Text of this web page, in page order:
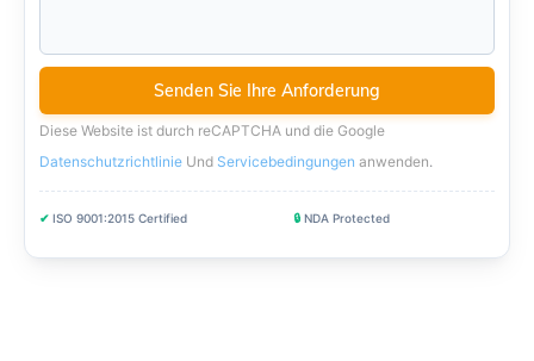
Diese Website ist durch reCAPTCHA und die Google
Datenschutzrichtlinie Und Servicebedingungen anwenden.
✔ ISO 9001:2015 Certified 🔒 NDA Protected